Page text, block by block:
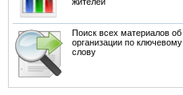
Поиск всех материалов об
организации по ключевому
слову